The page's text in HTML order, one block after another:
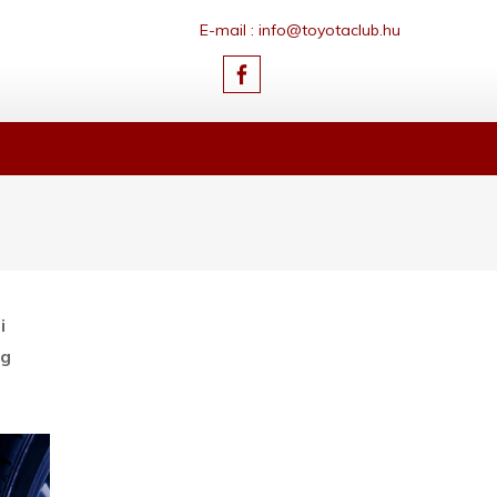
E-mail : info@toyotaclub.hu